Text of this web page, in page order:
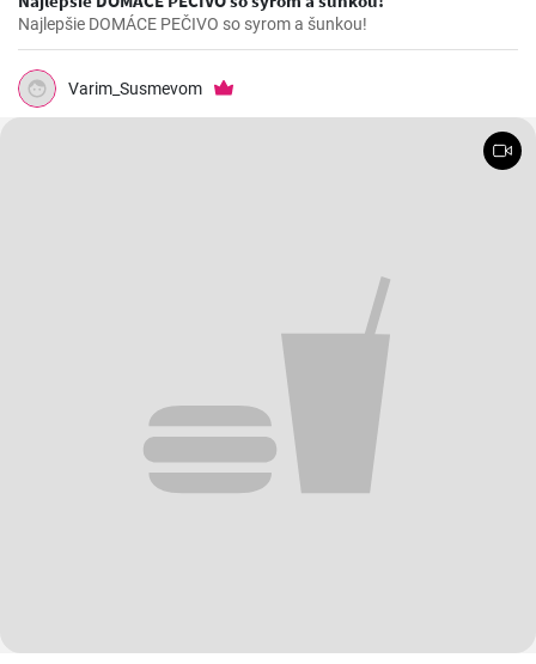
Najlepšie DOMÁCE PEČIVO so syrom a šunkou!
Varim_Susmevom